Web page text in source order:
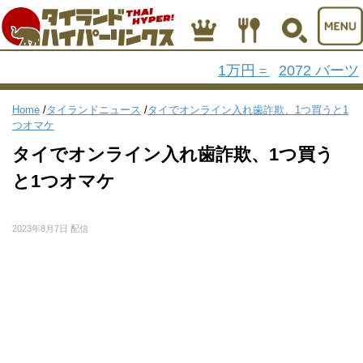
1万円 = 2072 バーツ
Home /タイランドニュース /タイでオンライン入れ歯詐欺、1つ買うと1
つオマケ
タイでオンライン入れ歯詐欺、1つ買う
と1つオマケ
2023年8月7日 配信